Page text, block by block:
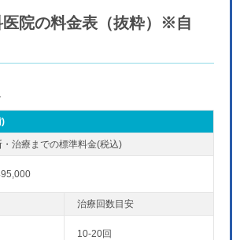
医院の料金表（抜粋）※自
)
10-20回